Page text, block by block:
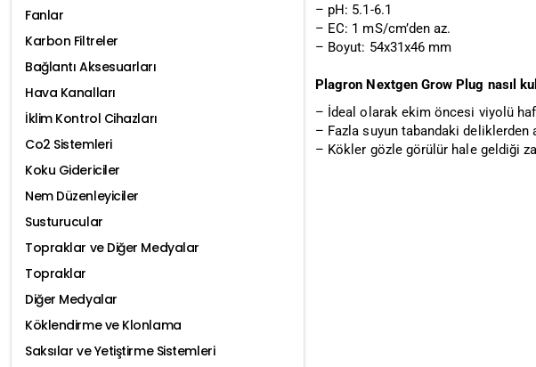
– pH: 5.1-6.1
– EC: 1 mS/cm’den az.
– Boyut: 54x31x46 mm
Plagron Nextgen Grow Plug nasıl
– İdeal olarak ekim öncesi viyolü
– Fazla suyun tabandaki deliklerden
– Kökler gözle görülür hale geldiği
Fanlar
Karbon Filtreler
Bağlantı Aksesuarları
Hava Kanalları
İklim Kontrol Cihazları
Co2 Sistemleri
Koku Gidericiler
Nem Düzenleyiciler
Susturucular
Topraklar ve Diğer Medyalar
Topraklar
Diğer Medyalar
Köklendirme ve Klonlama
Saksılar ve Yetiştirme Sistemleri